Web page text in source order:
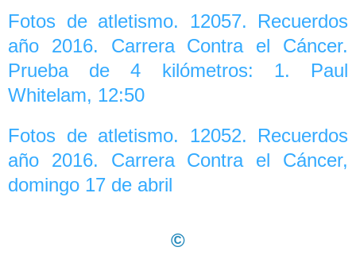
Fotos de atletismo. 12057. Recuerdos
año 2016. Carrera Contra el Cáncer.
Prueba de 4 kilómetros: 1. Paul
Whitelam, 12:50
Fotos de atletismo. 12052. Recuerdos
año 2016. Carrera Contra el Cáncer,
domingo 17 de abril
©